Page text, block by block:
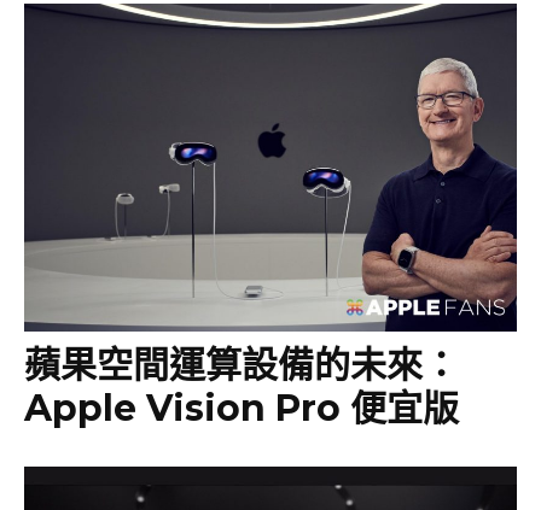
蘋果空間運算設備的未來：
Apple Vision Pro 便宜版